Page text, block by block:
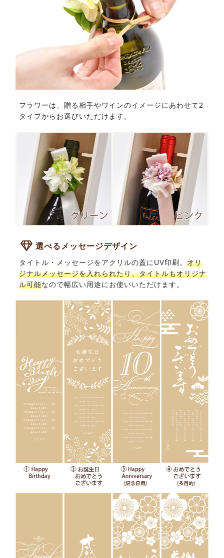
フラワーは、贈る相手やワインのイメージにあわせて2
タイプからお選びいただけます。
選べるメッセージデザイン
タイトル・メッセージをアクリルの蓋にUV印刷。オリ
ジナルメッセージを入れられたり、タイトルもオリジナ
ル可能なので幅広い用途にお使いいただけます。